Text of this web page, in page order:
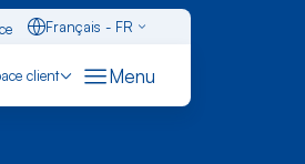
Français - FR
client Menu